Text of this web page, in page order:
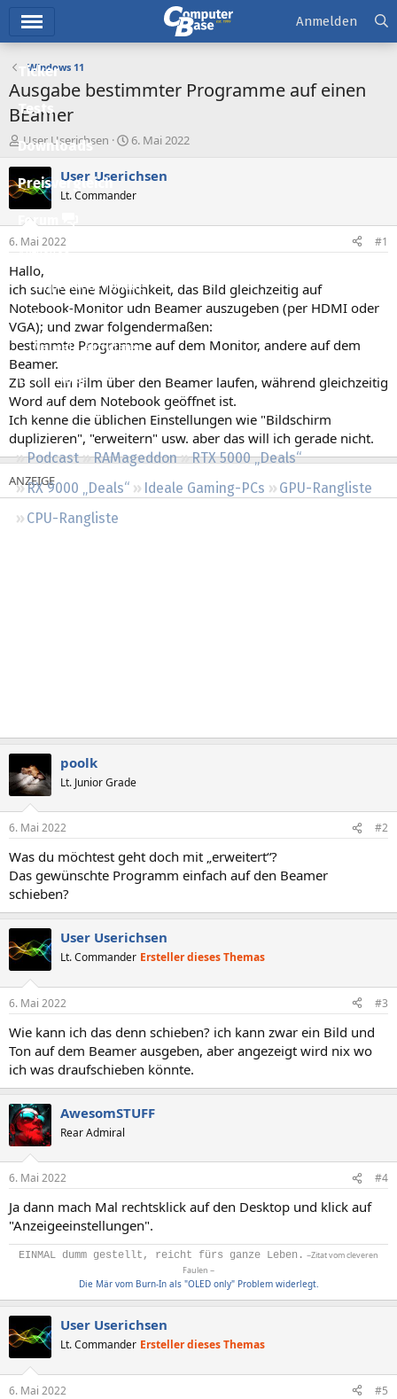
Ticker
Tests
Downloads
Preisvergleich
Forum
Aktuelles
Empfohlene Inhalte
Neue Beiträge
Neueste Aktivitäten
Leserartikel
Regeln
Podcast RAMageddon
RTX 5000 „Deals“
RX 9000 „Deals“
Ideale Gaming-PCs
GPU-Rangliste
CPU-Rangliste
Anmelden
Windows 11
Ausgabe bestimmter Programme auf einen
BEamer
E
r
s
t
l
e
r
User Userichsen
E
s
e
t
m
6. Mai 2022
User Userichsen
Lt. Commander
6. Mai 2022 #1
Hallo,
ich suche eine Möglichkeit, das Bild gleichzeitig auf
Notebook-Monitor udn Beamer auszugeben (per HDMI oder
VGA); und zwar folgendermaßen:
bestimmte Programme auf dem Monitor, andere auf dem
Beamer.
ZB soll ein Film über den Beamer laufen, während gleichzeitig
Word auf dem Notebook geöffnet ist.
Ich kenne die üblichen Einstellungen wie "Bildschirm
duplizieren", "erweitern" usw. aber das will ich gerade nicht.
poolk
Lt. Junior Grade
6. Mai 2022 #2
Was du möchtest geht doch mit „erweitert“?
Das gewünschte Programm einfach auf den Beamer
schieben?
User Userichsen
Lt. Commander Ersteller dieses Themas
6. Mai 2022 #3
Wie kann ich das denn schieben? ich kann zwar ein Bild und
Ton auf dem Beamer ausgeben, aber angezeigt wird nix wo
ich was draufschieben könnte.
AwesomSTUFF
Rear Admiral
6. Mai 2022 #4
Ja dann mach Mal rechtsklick auf den Desktop und klick auf
"Anzeigeeinstellungen".
EINMAL dumm gestellt, reicht fürs ganze Leben. ~Zitat vom cleveren
Faulen ~
Die Mär vom Burn-In als "OLED only" Problem widerlegt.
User Userichsen
Lt. Commander Ersteller dieses Themas
6. Mai 2022 #5